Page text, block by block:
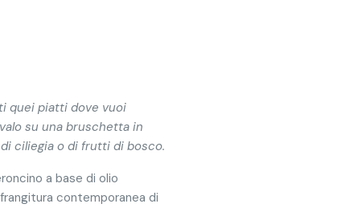
quei piatti dove vuoi
su una bruschetta in
ciliegia o di frutti di bosco.
a base di olio
contemporanea di